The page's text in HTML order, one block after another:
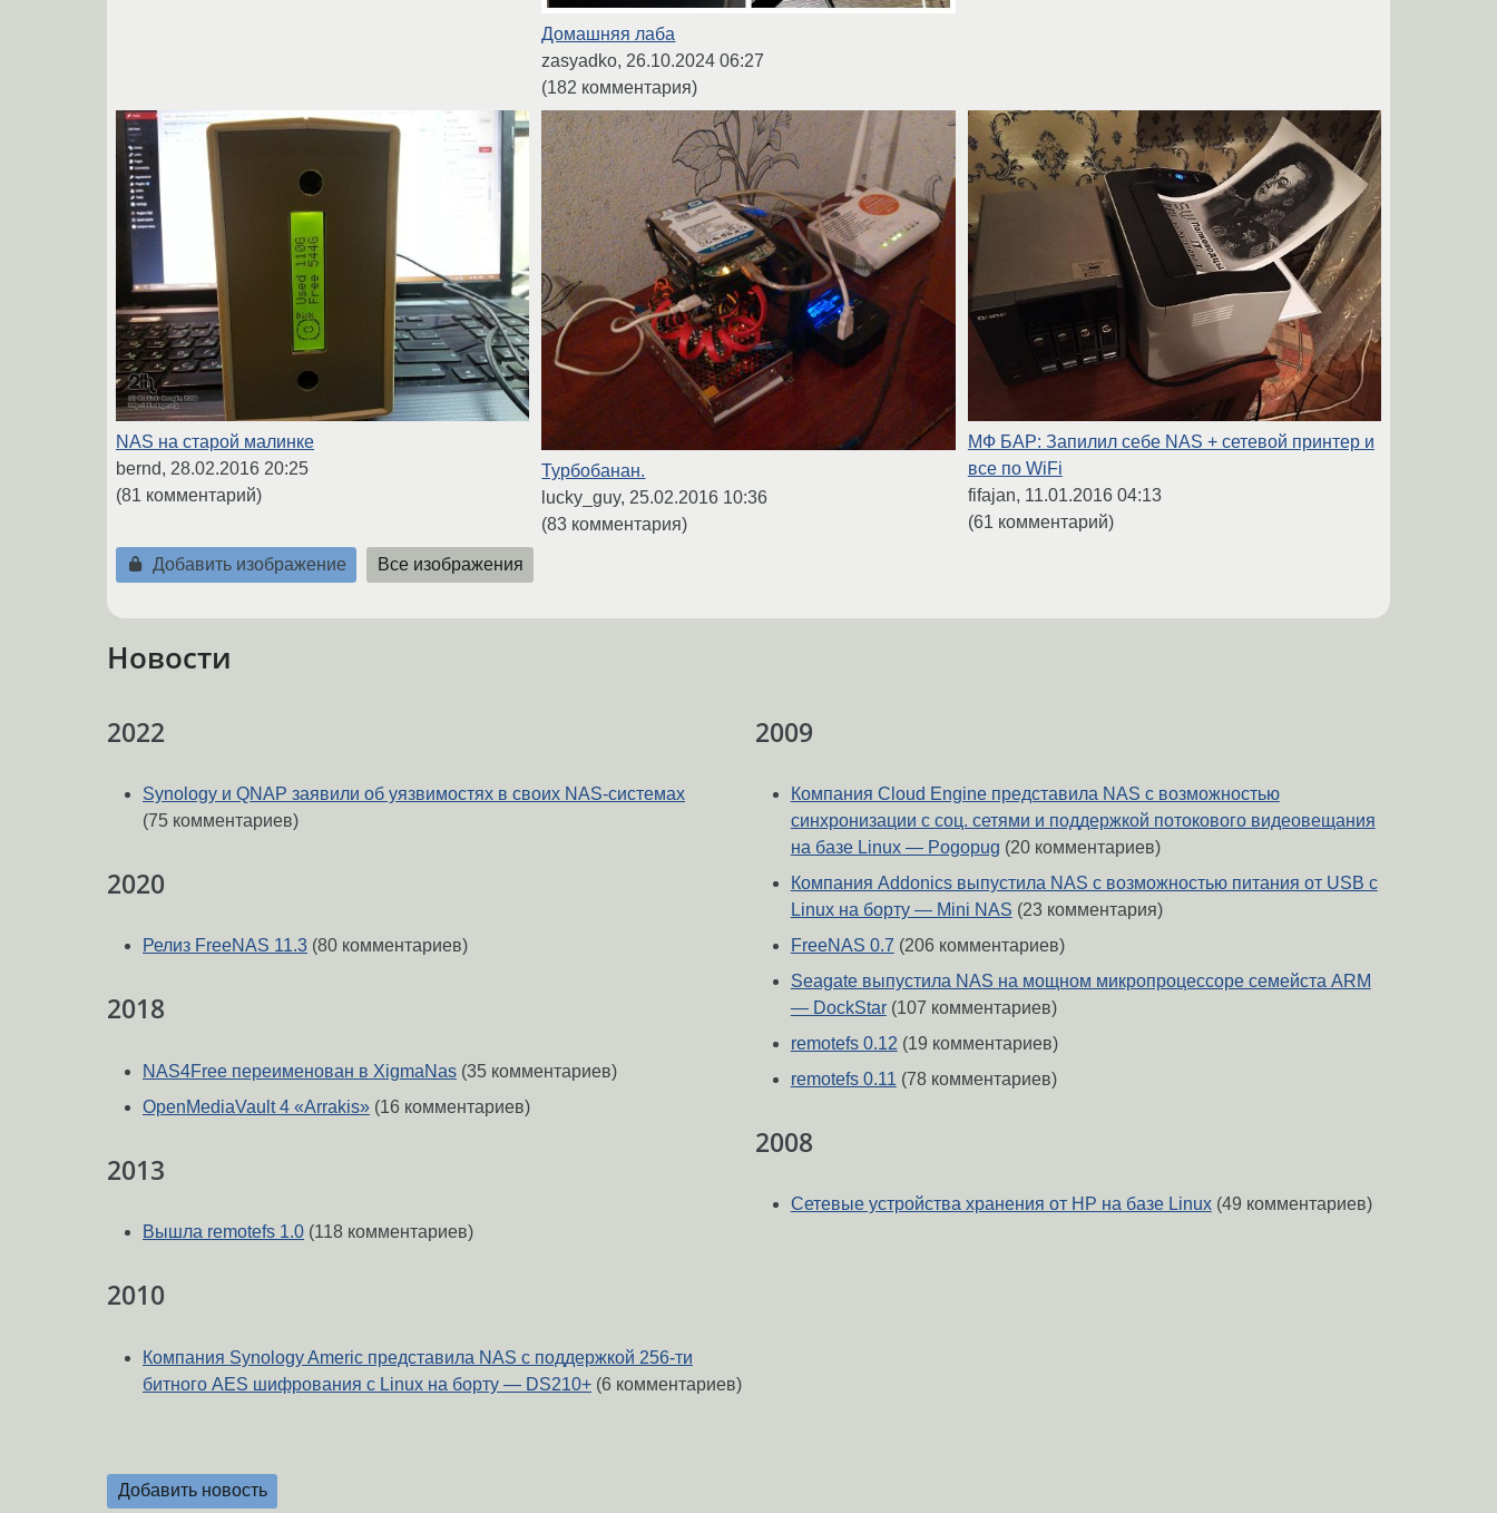
Домашняя лаба
zasyadko, 26.10.2024 06:27
(182 комментария)
NAS на старой малинке
bernd, 28.02.2016 20:25
(81 комментарий)
Турбобанан.
lucky_guy, 25.02.2016 10:36
(83 комментария)
МФ БАР: Запилил себе NAS + сетевой принтер и
все по WiFi
fifajan, 11.01.2016 04:13
(61 комментарий)
Добавить изображение Все изображения
Новости
2022
Synology и QNAP заявили об уязвимостях в своих NAS-системах
(75 комментариев)
2020
Релиз FreeNAS 11.3 (80 комментариев)
2018
NAS4Free переименован в XigmaNas (35 комментариев)
OpenMediaVault 4 «Arrakis» (16 комментариев)
2013
Вышла remotefs 1.0 (118 комментариев)
2010
Компания Synology Americ представила NAS с поддержкой 256-ти
битного AES шифрования с Linux на борту — DS210+ (6 комментариев)
2009
Компания Cloud Engine представила NAS c возможностью
синхронизации с соц. сетями и поддержкой потокового видеовещания
на базе Linux — Pogopug (20 комментариев)
Компания Addonics выпустила NAS с возможностью питания от USB c
Linux на борту — Mini NAS (23 комментария)
FreeNAS 0.7 (206 комментариев)
Seagate выпустила NAS на мощном микропроцессоре семейста ARM
— DockStar(107 комментариев)
remotefs 0.12 (19 комментариев)
remotefs 0.11 (78 комментариев)
2008
Сетевые устройства хранения от HP на базе Linux(49 комментариев)
Добавить новость